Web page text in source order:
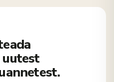
uutest